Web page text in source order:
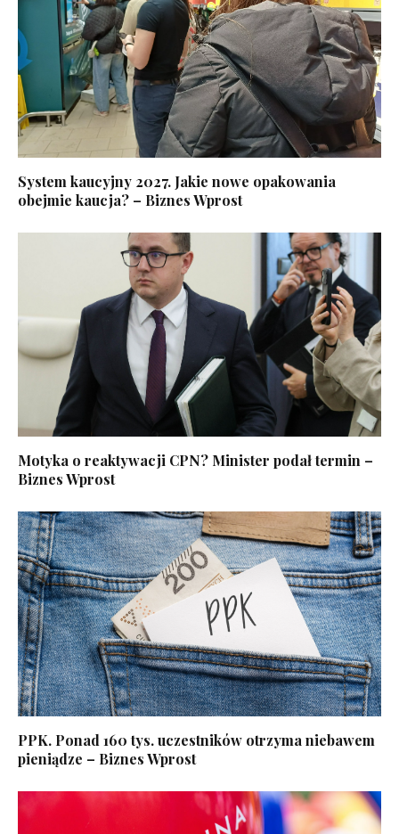
System kaucyjny 2027. Jakie nowe opakowania
obejmie kaucja? – Biznes Wprost
Motyka o reaktywacji CPN? Minister podał termin –
Biznes Wprost
PPK. Ponad 160 tys. uczestników otrzyma niebawem
pieniądze – Biznes Wprost